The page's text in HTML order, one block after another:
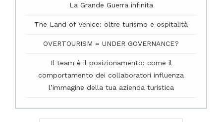
La Grande Guerra infinita
The Land of Venice: oltre turismo e ospitalità
OVERTOURISM = UNDER GOVERNANCE?
Il team è il posizionamento: come il
comportamento dei collaboratori influenza
l’immagine della tua azienda turistica